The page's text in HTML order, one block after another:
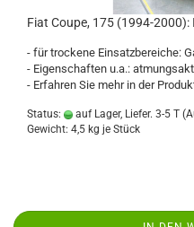
Fiat Coupe, 175 (1994-2000):
- für trockene Einsatzbereiche:
- Eigenschaften u.a.:
- Erfahren Sie mehr in der
Status: auf Lager, Liefer. 3-5 T
Gewicht: 4,5 kg je Stück